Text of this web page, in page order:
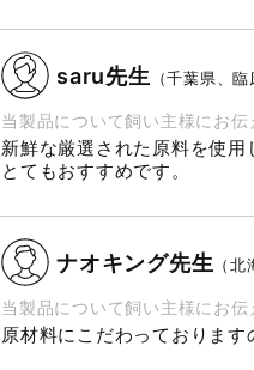
saru先生 （千葉県、
当製品について飼い主様にお
新鮮な厳選された原料を使
とてもおすすめです。
ナオキング先生 （
当製品について飼い主様にお
原材料にこだわっております